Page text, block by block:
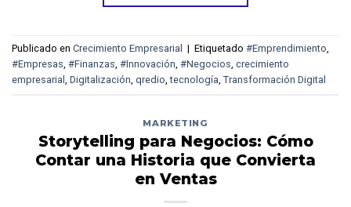
Publicado en Crecimiento Empresarial | Etiquetado #Emprendimiento
#Empresas #Finanzas #Innovación #Negocios crecimiento
empresarial
Digitalización qredio ,tecnología Transformación Digital
MARKETING
Storytelling para Negocios: Cómo
Contar una Historia que Convierta
en Ventas